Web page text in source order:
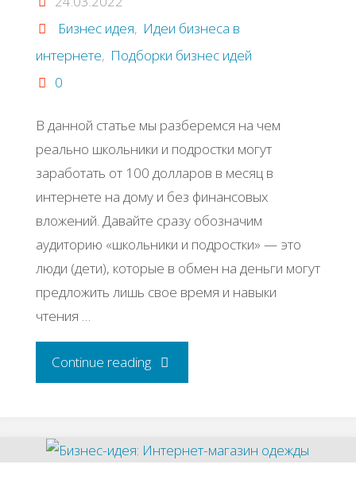
Бизнес идея, Идеи бизнеса в
интернете, Подборки бизнес идей
0
В данной статье мы разберемся на чем
реально школьники и подростки могут
заработать от 100 долларов в месяц в
интернете на дому и без финансовых
вложений. Давайте сразу обозначим
аудиторию «школьники и подростки» — это
люди (дети), которые в обмен на деньги могут
предложить лишь свое время и навыки
чтения …
Continue reading"ТОП-6
заработка